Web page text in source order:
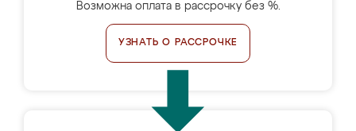
Возможна оплата в рассрочку без %.
УЗНАТЬ О РАССРОЧКЕ